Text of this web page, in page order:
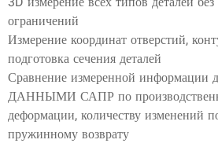
ограничений
Измерение координат отверстий,
подготовка сечения деталей
Сравнение измеренной информации
ДАННЫМИ САПР по
деформации, количеству изменений
пружинному возврату